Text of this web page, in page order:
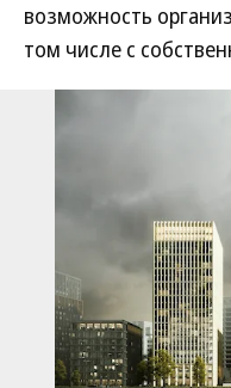
возможность
том числе с